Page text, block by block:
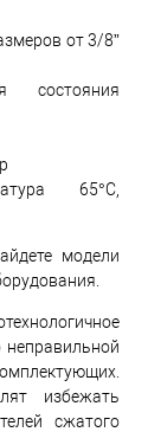
от 3/8”
состояния
65°С,
модели
неправильной
избежать
сжатого